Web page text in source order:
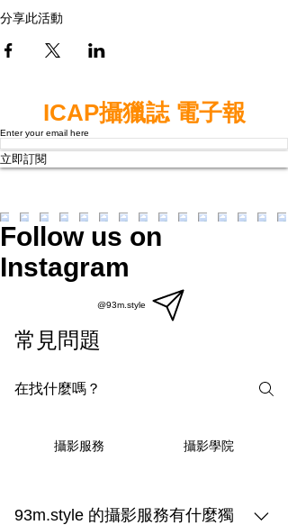
分享此活動
ICAP攝獵誌 電子報
Enter your email here
立即訂閱
Follow us on
Instagram
@93m.style
常見問題
攝影服務 攝影學院
93m.style 的攝影服務有什麼獨